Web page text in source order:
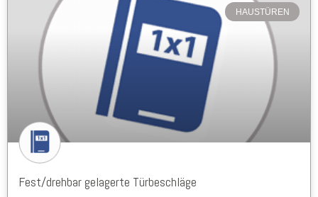
HAUSTÜREN
Fest/drehbar gelagerte Türbeschläge